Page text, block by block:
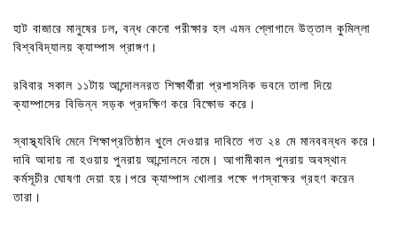
হাট বাজারে মানুষের ঢল, বন্ধ কেনো পরীক্ষার হল এমন শ্লোগানে উত্তাল কুমিল্লা
বিশ্ববিদ্যালয় ক্যাম্পাস প্রাঙ্গণ।
রবিবার সকাল ১১টায় আন্দোলনরত শিক্ষার্থীরা প্রশাসনিক ভবনে তালা দিয়ে
ক্যাম্পাসের বিভিন্ন সড়ক প্রদক্ষিণ করে বিক্ষোভ করে।
স্বাস্থ্যবিধি মেনে শিক্ষাপ্রতিষ্ঠান খুলে দেওয়ার দাবিতে গত ২৪ মে মানববন্ধন করে।
দাবি আদায় না হওয়ায় পুনরায় আন্দোলনে নামে। আগামীকাল পুনরায় অবস্থান
কর্মসূচীর ঘোষণা দেয়া হয়।পরে ক্যাম্পাস খোলার পক্ষে গণস্বাক্ষর গ্রহণ করেন
তারা।